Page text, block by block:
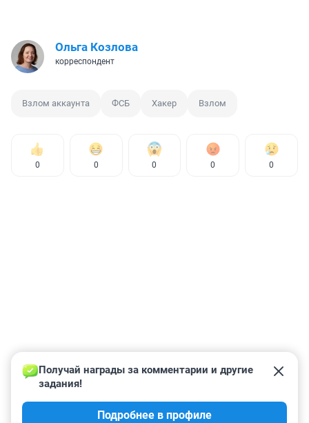
Ольга Козлова
корреспондент
Взлом аккаунта ФСБ Хакер Взлом
0 0 0 0 0
Получай награды за комментарии и другие
задания!
Подробнее в профиле